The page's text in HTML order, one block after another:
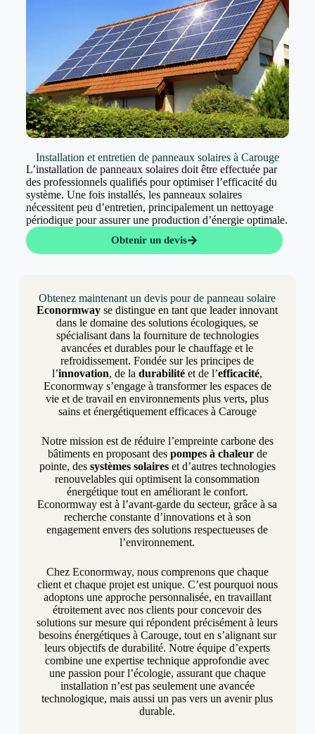
Installation et entretien de panneaux solaires à Carouge
L’installation de panneaux solaires doit être effectuée par
des professionnels qualifiés pour optimiser l’efficacité du
système. Une fois installés, les panneaux solaires
nécessitent peu d’entretien, principalement un nettoyage
périodique pour assurer une production d’énergie optimale.
Obtenir un devis
Obtenez maintenant un devis pour de panneau solaire
Econormway se distingue en tant que leader innovant
dans le domaine des solutions écologiques, se
spécialisant dans la fourniture de technologies
avancées et durables pour le chauffage et le
refroidissement. Fondée sur les principes de
l’innovation, de ladurabilité et de l’efficacité,
Econormway s’engage à transformer les espaces de
vie et de travail en environnements plus verts, plus
sains et énergétiquement efficaces à Carouge
Notre mission est de réduire l’empreinte carbone des
bâtiments en proposant des pompes à chaleurde
pointe, des systèmes solaireset d’autres technologies
renouvelables qui optimisent la consommation
énergétique tout en améliorant le confort.
Econormway est à l’avant-garde du secteur, grâce à sa
recherche constante d’innovations et à son
engagement envers des solutions respectueuses de
l’environnement.
Chez Econormway, nous comprenons que chaque
client et chaque projet est unique. C’est pourquoi nous
adoptons une approche personnalisée, en travaillant
étroitement avec nos clients pour concevoir des
solutions sur mesure qui répondent précisément à leurs
besoins énergétiques à Carouge, tout en s’alignant sur
leurs objectifs de durabilité. Notre équipe d’experts
combine une expertise technique approfondie avec
une passion pour l’écologie, assurant que chaque
installation n’est pas seulement une avancée
technologique, mais aussi un pas vers un avenir plus
durable.